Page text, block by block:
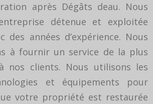
après Dégâts deau. Nous
détenue et exploitée
des années d’expérience. Nous
à fournir un service de la plus
nos clients. Nous utilisons les
et équipements pour
votre propriété est restaurée